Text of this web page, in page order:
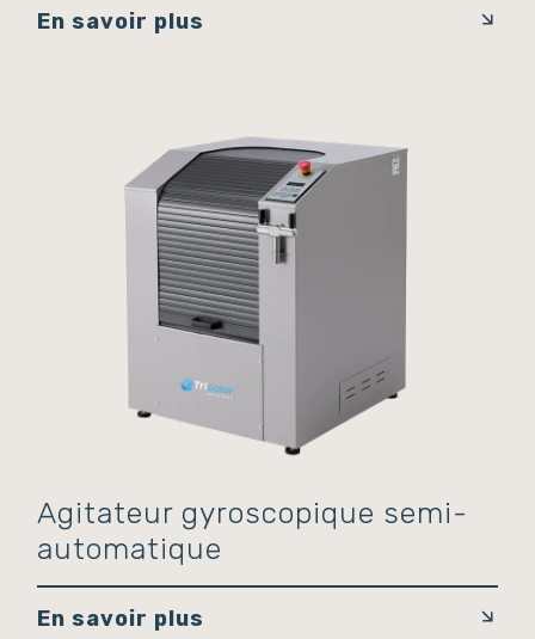
En savoir plus
Agitateur gyroscopique semi-
automatique
En savoir plus